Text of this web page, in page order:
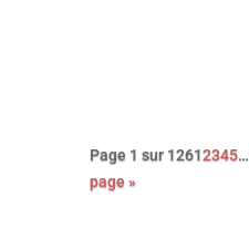
Page 1 sur 12612345…
page »